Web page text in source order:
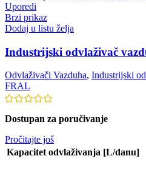
Uporedi
Brzi prikaz
Dodaj u listu želja
Industrijski odvlaživač
Odvlaživači Vazduha, Industrijski
FRAL
Dostupan za poručivanje
Pročitajte još
Kapacitet odvlaživanja [L/danu]